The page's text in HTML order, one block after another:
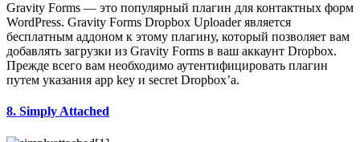
Gravity Forms — это популярный плагин для контактных форм
WordPress. Gravity Forms Dropbox Uploader является
бесплатным аддоном к этому плагину, который позволяет вам
добавлять загрузки из Gravity Forms в ваш аккаунт Dropbox.
Прежде всего вам необходимо аутентифицировать плагин
путем указания app key и secret Dropbox’а.
8. Simply Attached